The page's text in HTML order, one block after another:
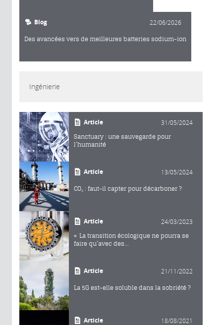
Blog 22/06/2026
Des avancées vers de meilleures batteries sodium-ion
Ingénierie
Article 31/05/2024
Sanctuary : une sauvegarde pour
l’humanité
Article 13/05/2024
CO₂ : faut-il capter pour décarboner ?
Article 24/03/2023
« La transition écologique ne pourra se
faire qu’avec des...
Article 21/11/2022
La 5G est-elle soluble dans la sobriété ?
Article 18/08/2021